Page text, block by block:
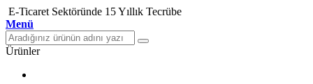
E-Ticaret Sektöründe 15 Yıllık Tecrübe
Menü
Ürünler